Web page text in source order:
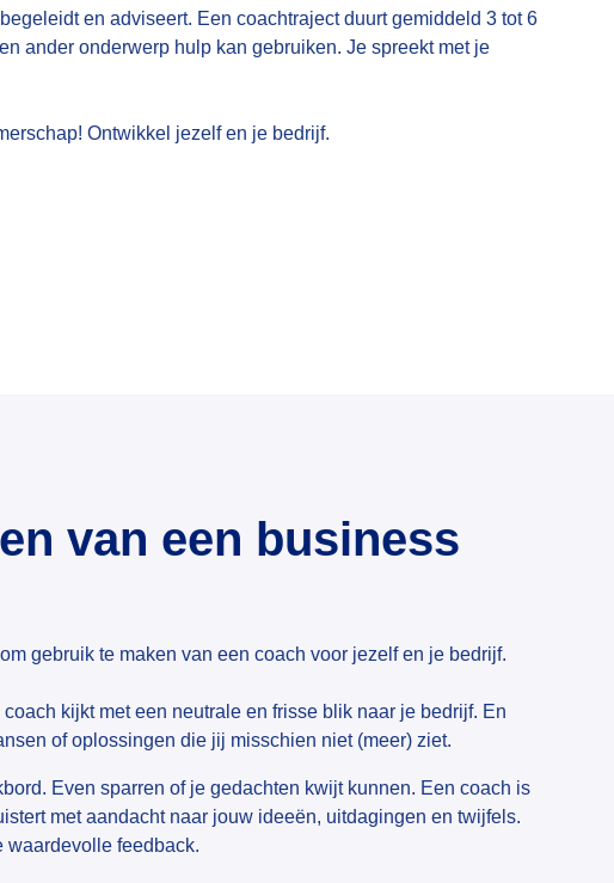
en adviseert. Een coachtraject duurt gemiddeld 3 tot 6
ander onderwerp hulp kan gebruiken. Je spreekt met je
Ontwikkel jezelf en je bedrijf.
van een business
gebruik te maken van een coach voor jezelf en je bedrijf.
kijkt met een neutrale en frisse blik naar je bedrijf. En
of oplossingen die jij misschien niet (meer) ziet.
Even sparren of je gedachten kwijt kunnen. Een coach is
met aandacht naar jouw ideeën, uitdagingen en twijfels.
waardevolle feedback.